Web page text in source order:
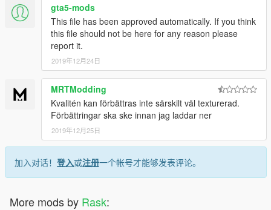
gta5-mods
This file has been approved automatically. If you think
this file should not be here for any reason please
report it.
2019年12月24日
MRTModding
Kvalitén kan förbättras inte särskilt väl texturerad.
Förbättringar ska ske innan jag laddar ner
2019年12月25日
加入对话！ 登入或注册一个帐号才能够发表评论。
More mods by Rask: